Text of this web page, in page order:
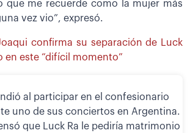
que me recuerde como la mujer más
vez vio”, expresó.
confirma su separación de Luck
en este “difícil momento”
al participar en el confesionario
uno de sus conciertos en Argentina.
que Luck Ra le pediría matrimonio